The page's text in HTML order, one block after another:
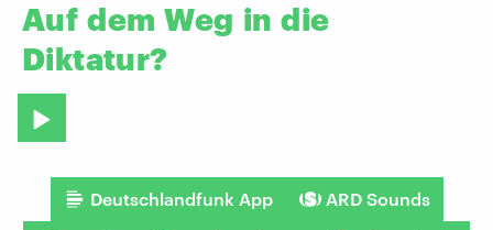
Auf dem Weg in die
Diktatur?
Deutschlandfunk App ARD Sounds